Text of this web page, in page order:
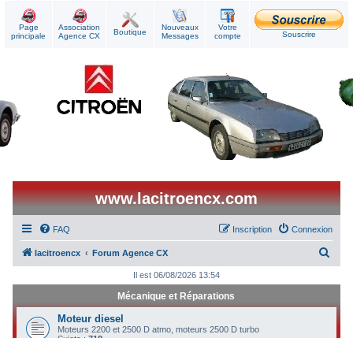
Page
principale
Association
Agence CX
Boutique
Nouveaux
Messages
Votre
compte
Souscrire
www.lacitroencx.com
FAQ Connexion
Inscription
lacitroencx Forum Agence CX
h
Il est 06/08/2026 13:54
Mécanique et Réparations
Moteur diesel
Moteurs 2200 et 2500 D atmo, moteurs 2500 D turbo